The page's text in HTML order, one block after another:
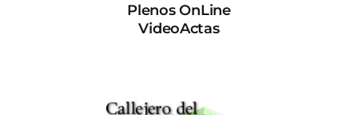
Plenos OnLine
VideoActas